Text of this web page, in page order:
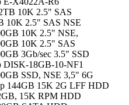
10K 2.5" SAS
10K 2.5" SAS NSE
10K 2.5" NSE,
10K 2.5" SAS
3Gb/sec 3.5" SSD
18GB-10-NF1
SSD, NSE 3,5" 6G
144GB 15K 2G LFF HDD
15K RPM HDD